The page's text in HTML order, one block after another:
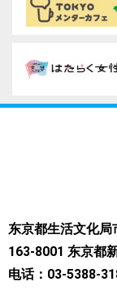
东京都生活文化
163-8001 东京都
电话：03-5388-